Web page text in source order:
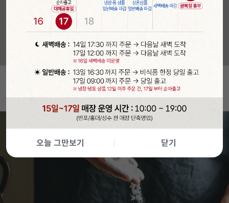
오늘 그만보기 닫기